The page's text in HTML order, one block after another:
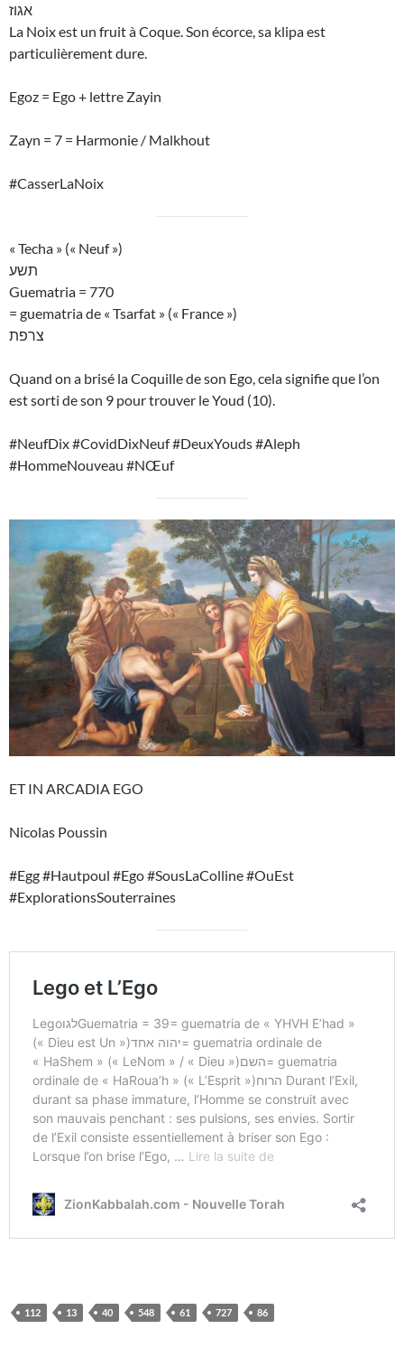
אגוז
La Noix est un fruit à Coque. Son écorce, sa klipa est
particulièrement dure.
Egoz = Ego + lettre Zayin
Zayn = 7 = Harmonie / Malkhout
#CasserLaNoix
« Techa » (« Neuf »)
תשע
Guematria = 770
= guematria de « Tsarfat » (« France »)
צרפת
Quand on a brisé la Coquille de son Ego, cela signifie que l’on
est sorti de son 9 pour trouver le Youd (10).
#NeufDix #CovidDixNeuf #DeuxYouds #Aleph
#HommeNouveau #NŒuf
ET IN ARCADIA EGO
Nicolas Poussin
#Egg #Hautpoul #Ego #SousLaColline #OuEst
#ExplorationsSouterraines
112 13 40 548 61 727 86